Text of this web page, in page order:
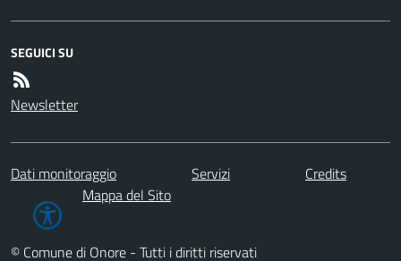
SEGUICI SU
Newsletter
Dati monitoraggio Servizi
Credits
Mappa del Sito
© Comune di Onore - Tutti i diritti riservati